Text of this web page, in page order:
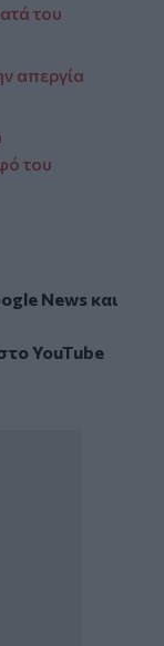
του
απεργία
του
Newsκαι
YouTube